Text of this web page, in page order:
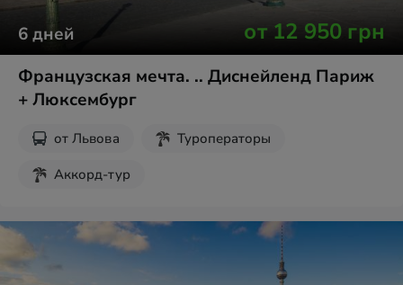
6дней от 12 950 грн
Французская мечта. .. Диснейленд Париж
+ Люксембург
от Львова
Туроператоры
Аккорд-тур